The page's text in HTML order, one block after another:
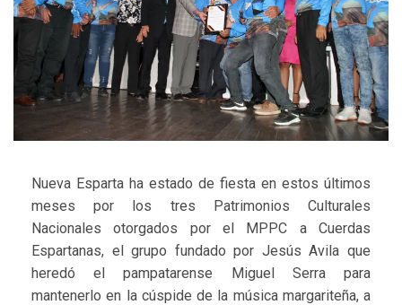
Nueva Esparta ha estado de fiesta en estos últimos
meses por los tres Patrimonios Culturales
Nacionales otorgados por el MPPC a Cuerdas
Espartanas, el grupo fundado por Jesús Avila que
heredó el pampatarense Miguel Serra para
mantenerlo en la cúspide de la música margariteña, a